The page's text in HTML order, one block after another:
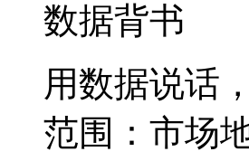
数据背书
用数据说话
范围：市场